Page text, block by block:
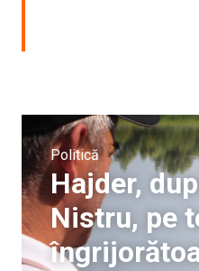
Politică
Hajder,
Nistru, pe